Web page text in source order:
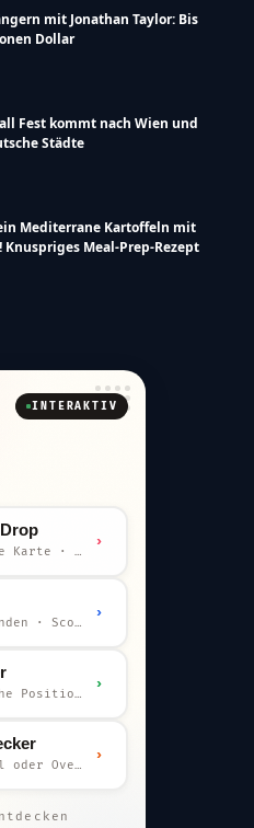
mit Jonathan Taylor: Bis
Dollar
Fest kommt nach Wien und
Städte
Mediterrane Kartoffeln mit
Knuspriges Meal-Prep-Rezept
INTERAKTIV
32 Teams · leere Karte · km-Wertung
›
32 Teams · 7 Runden · Scout-Kommentar
›
7 Fragen · welche Position bist du?
›
JJ-Chart · Steal oder Overpay?
›